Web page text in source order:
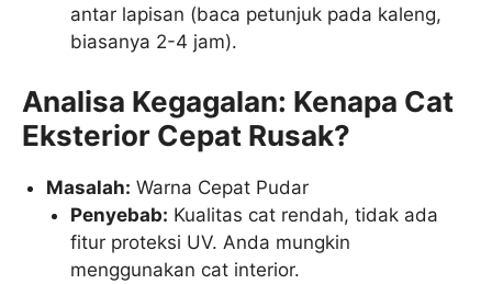
antar lapisan (baca petunjuk pada kaleng,
biasanya 2-4 jam).
Analisa Kegagalan: Kenapa Cat
Eksterior Cepat Rusak?
Masalah: Warna Cepat Pudar
Penyebab: Kualitas cat rendah, tidak ada
fitur proteksi UV. Anda mungkin
menggunakan cat interior.